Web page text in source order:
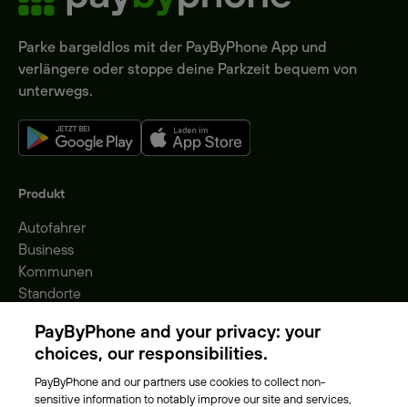
Parke bargeldlos mit der PayByPhone App und
verlängere oder stoppe deine Parkzeit bequem von
unterwegs.
Produkt
Autofahrer
Business
Kommunen
Standorte
Park-Vignette
Über Uns
PayByPhone and your privacy: your
choices, our responsibilities.
PayByPhone and our partners use cookies to collect non-
sensitive information to notably improve our site and services,